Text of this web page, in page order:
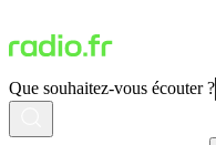
Que souhaitez-vous écouter ?